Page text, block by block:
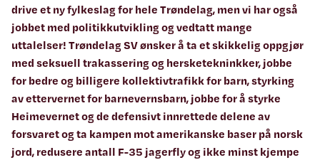
drive et ny fylkeslag for hele Trøndelag, men vi har også
jobbet med politikkutvikling og vedtatt mange
uttalelser! Trøndelag SV ønsker å ta et skikkelig oppgjør
med seksuell trakassering og hersketekninkker, jobbe
for bedre og billigere kollektivtrafikk for barn, styrking
av ettervernet for barnevernsbarn, jobbe for å styrke
Heimevernet og de defensivt innrettede delene av
forsvaret og ta kampen mot amerikanske baser på norsk
jord, redusere antall F-35 jagerfly og ikke minst kjempe